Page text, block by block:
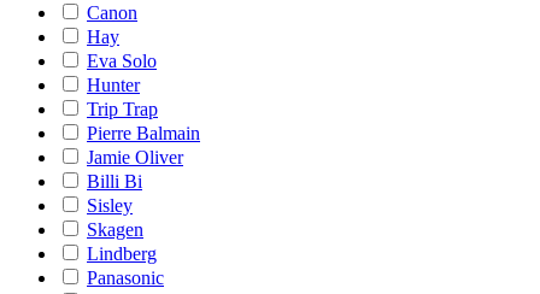
Canon
Hay
Eva Solo
Hunter
Trip Trap
Pierre Balmain
Jamie Oliver
Billi Bi
Sisley
Skagen
Lindberg
Panasonic